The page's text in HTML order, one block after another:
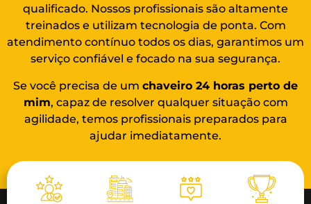
qualificado. Nossos profissionais são altamente
treinados e utilizam tecnologia de ponta. Com
atendimento contínuo todos os dias, garantimos um
serviço confiável e focado na sua segurança.
Se você precisa de um chaveiro 24 horas perto de
mim, capaz de resolver qualquer situação com
agilidade, temos profissionais preparados para
ajudar imediatamente.